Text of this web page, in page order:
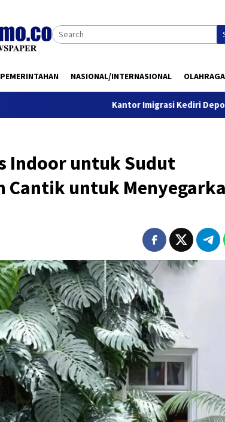
NASIONAL/INTERNASIONAL OLAHRAGA
Kantor Imigrasi Kediri Deportasi WN
Indoor untuk Sudut
Cantik untuk